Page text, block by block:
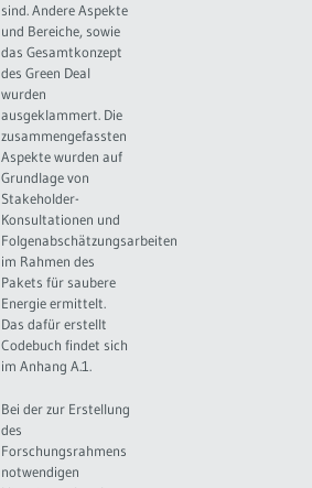
sind. Andere Aspekte
und Bereiche, sowie
das Gesamtkonzept
des Green Deal
wurden
ausgeklammert. Die
zusammengefassten
Aspekte wurden auf
Grundlage von
Stakeholder-
Konsultationen und
Folgenabschätzungsarbeiten
im Rahmen des
Pakets für saubere
Energie ermittelt.
Das dafür erstellt
Codebuch findet sich
im Anhang A.1.
Bei der zur Erstellung
des
Forschungsrahmens
notwendigen